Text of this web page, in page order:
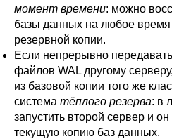
момент времени: можно
базы данных на любое время
резервной копии.
Если непрерывно
файлов WAL другому
из базовой копии того же
система тёплого резерва: в
запустить второй сервер и
текущую копию баз данных.